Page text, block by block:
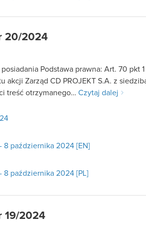
20/2024
Podstawa prawna: Art. 70 pkt
Zarząd CD PROJEKT S.A. z
treść otrzymanego… Czytaj dalej
8 października 2024 [EN]
8 października 2024 [PL]
19/2024